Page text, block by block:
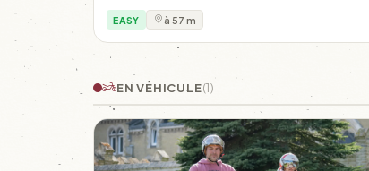
EASY à 57 m
EN VÉHICULE(1)